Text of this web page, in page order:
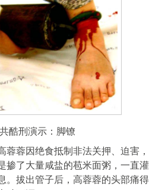
酷刑演示：脚镣
蓉蓉因绝食抵制非法关押、迫害，
掺了大量咸盐的苞米面粥，一直灌
。拔出管子后，高蓉蓉的头部痛得